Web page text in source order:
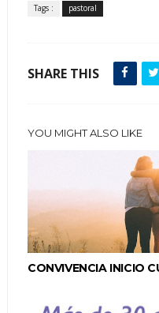
Tags : pastoral
SHARE THIS
YOU MIGHT ALSO LIKE
CONVIVENCIA INICIO